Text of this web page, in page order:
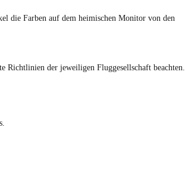
die Farben auf dem heimischen Monitor von den
Richtlinien der jeweiligen Fluggesellschaft beachten.